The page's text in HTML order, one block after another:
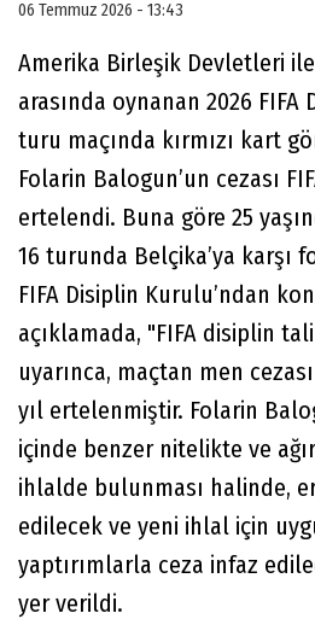
06 Temmuz 2026 - 13:43
Amerika Birleşik Devletleri
arasında oynanan 2026 FIFA
turu maçında kırmızı kart
Folarin Balogun’un cezası
ertelendi. Buna göre 25
16 turunda Belçika’ya karşı
FIFA Disiplin Kurulu’ndan
açıklamada, "FIFA disiplin
uyarınca, maçtan men
yıl ertelenmiştir. Folarin
içinde benzer nitelikte ve
ihlalde bulunması halinde,
edilecek ve yeni ihlal için
yaptırımlarla ceza infaz
yer verildi.